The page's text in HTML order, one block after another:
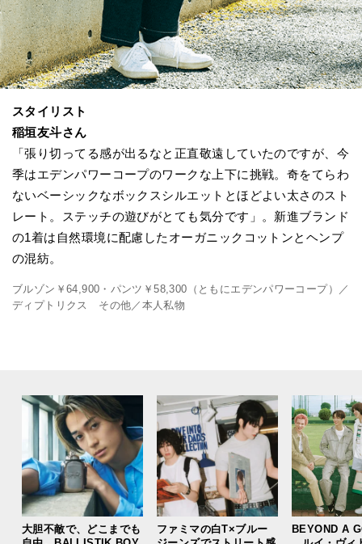
スタイリスト
稲垣友斗さん
「張り切ってる感が出るなと正直敬遠していたのですが、今
季はエデンパワーコープのワークな上下に挑戦。奇をてらわ
ないベーシックなボックスシルエットとほどよい太さのスト
レート。ステッチの遊びがとても気分です」。新進ブランド
の1着は自然環境に配慮したオーガニックコットンとヘンプ
の混紡。
ブルゾン￥64,900・パンツ￥58,300（ともにエデンパワーコープ）／
ディプトリクス その他／本人私物
大胆不敵で、どこまでも
ファミマの白T×ブルー
BEYOND A